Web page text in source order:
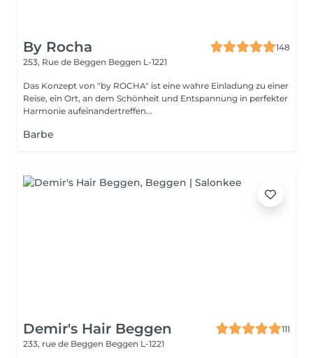
By Rocha
148
253, Rue de Beggen Beggen L-1221
Das Konzept von "by ROCHA" ist eine wahre Einladung zu einer
Reise, ein Ort, an dem Schönheit und Entspannung in perfekter
Harmonie aufeinandertreffen...
Barbe
Demir's Hair Beggen
111
233, rue de Beggen Beggen L-1221